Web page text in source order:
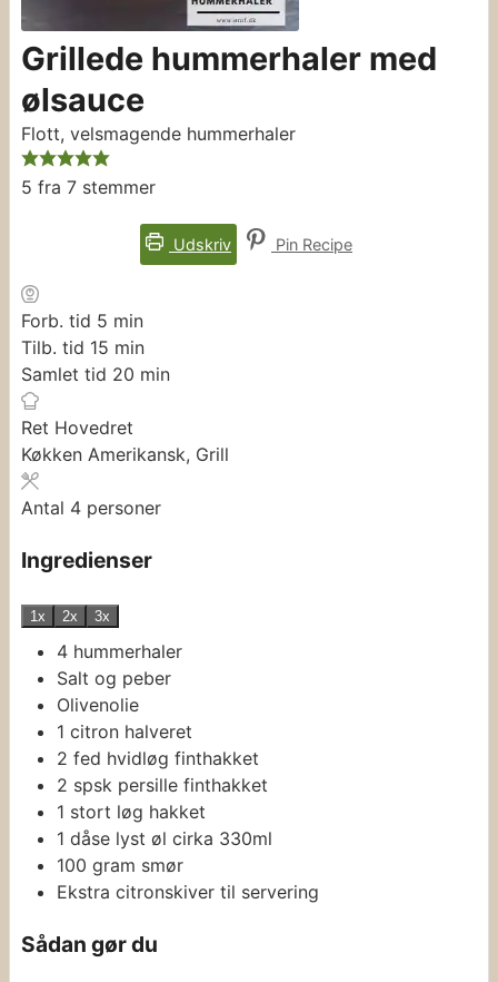
Grillede hummerhaler med
ølsauce
Flott, velsmagende hummerhaler
5 fra 7 stemmer
Udskriv Pin Recipe
Forb. tid 5 minutter
min
Tilb. tid 15 minutter
min
Samlet tid 20 minutter
min
Ret Hovedret
Køkken Amerikansk, Grill
Antal 4 personer
Ingredienser
1x 2x 3x
4 hummerhaler
Salt og peber
Olivenolie
1 citron halveret
2 fed hvidløg finthakket
2 spsk persille finthakket
1 stort løg hakket
1 dåse lyst øl cirka 330ml
100 gram smør
Ekstra citronskiver til servering
Sådan gør du